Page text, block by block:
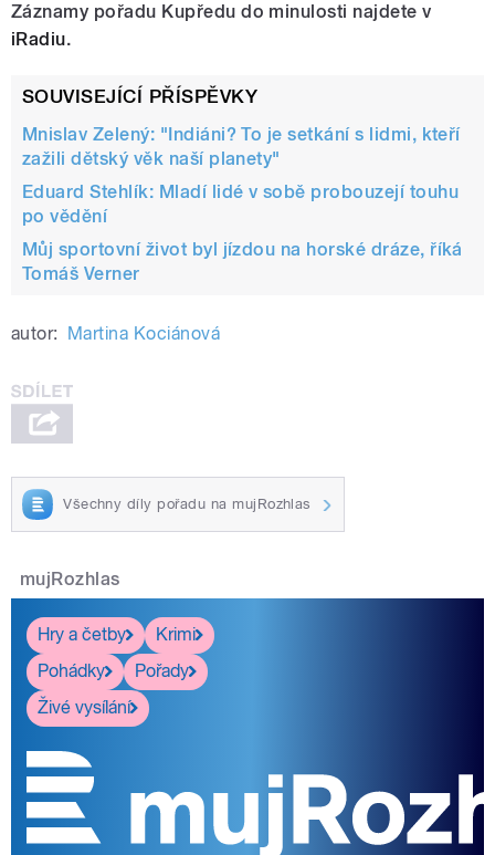
Záznamy pořadu Kupředu do minulosti najdete v
iRadiu.
SOUVISEJÍCÍ PŘÍSPĚVKY
Mnislav Zelený: "Indiáni? To je setkání s lidmi, kteří
zažili dětský věk naší planety"
Eduard Stehlík: Mladí lidé v sobě probouzejí touhu
po vědění
Můj sportovní život byl jízdou na horské dráze, říká
Tomáš Verner
autor: Martina Kociánová
Všechny díly pořadu na mujRozhlas
mujRozhlas
Hry a četby
Krimi
Pohádky
Pořady
Živé vysílání